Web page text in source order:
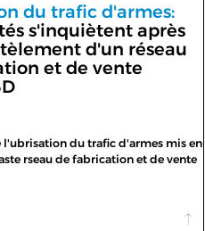
du trafic d'armes:
s'inquiètent après
d'un réseau
et de vente
l'ubrisation du trafic d'armes mis en
rseau de fabrication et de vente